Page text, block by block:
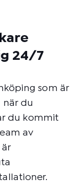
24/7
som är
när du
du kommit
av